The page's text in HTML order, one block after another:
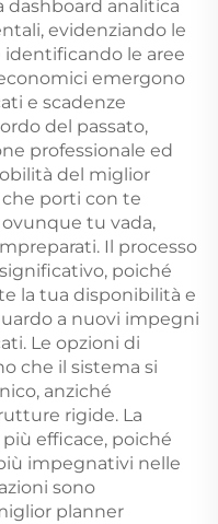
analitica
evidenziando le
le aree
emergono
e scadenze
del passato,
professionale ed
del miglior
porti con te
tu vada,
Il processo
poiché
la tua disponibilità e
a nuovi impegni
Le opzioni di
che il sistema si
anziché
rigide. La
efficace, poiché
impegnativi nelle
sono
planner